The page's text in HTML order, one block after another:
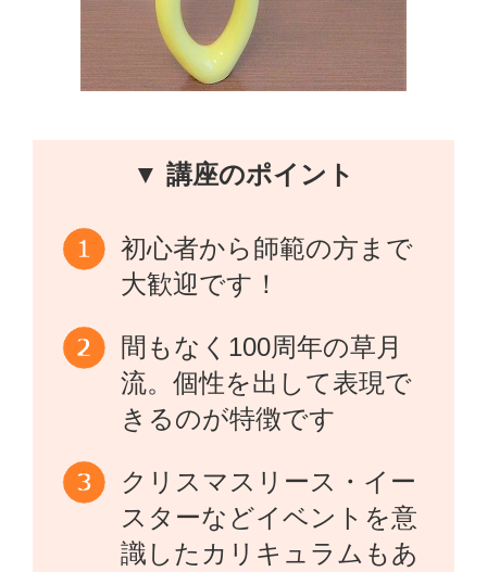
▼ 講座のポイント
初心者から師範の方まで
大歓迎です！
間もなく100周年の草月
流。個性を出して表現で
きるのが特徴です
クリスマスリース・イー
スターなどイベントを意
識したカリキュラムもあ